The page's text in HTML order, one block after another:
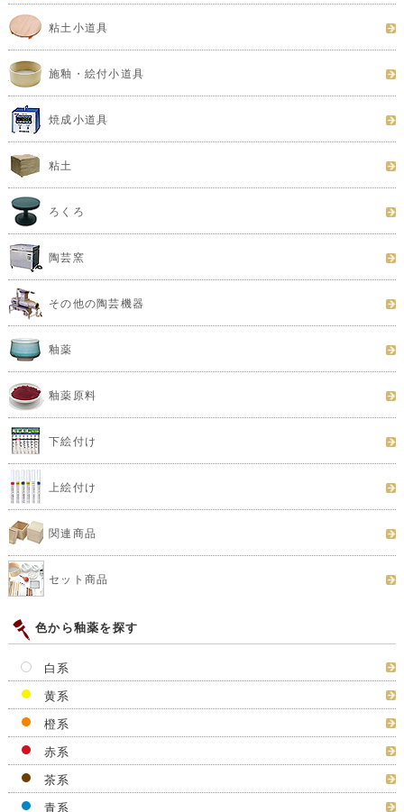
粘土小道具
施釉・絵付小道具
焼成小道具
粘土
ろくろ
陶芸窯
その他の陶芸機器
釉薬
釉薬原料
下絵付け
上絵付け
関連商品
セット商品
色から釉薬を探す
白系
黄系
橙系
赤系
茶系
青系